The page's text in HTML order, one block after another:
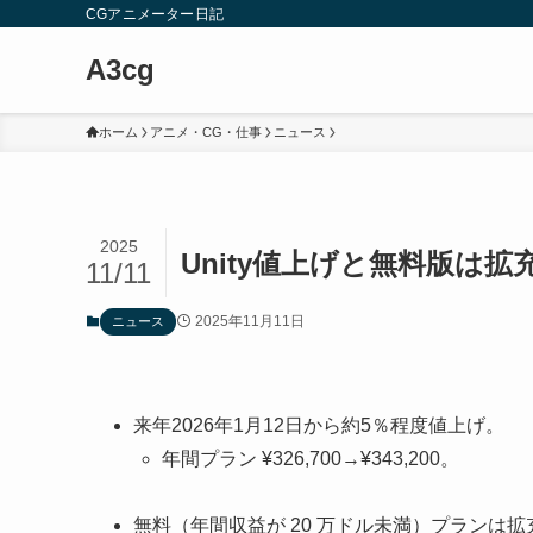
CGアニメーター日記
A3cg
ホーム アニメ・CG・仕事 ニュース
Unity値上げと無料版は拡
2025
11/11
ニュース 2025年11月11日
来年2026年1月12日から約5％程度値上げ。
年間プラン ¥326,700→¥343,200。
無料（年間収益が 20 万ドル未満）プランは拡